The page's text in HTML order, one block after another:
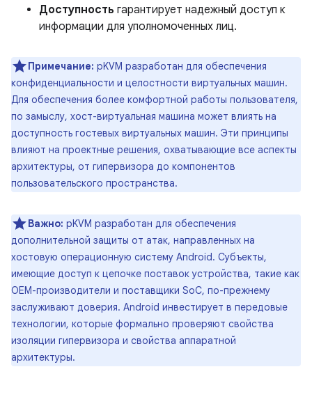
Доступность гарантирует надежный доступ к
информации для уполномоченных лиц.
Примечание: pKVM разработан для обеспечения
конфиденциальности и целостности виртуальных машин.
Для обеспечения более комфортной работы пользователя,
по замыслу, хост-виртуальная машина может влиять на
доступность гостевых виртуальных машин. Эти принципы
влияют на проектные решения, охватывающие все аспекты
архитектуры, от гипервизора до компонентов
пользовательского пространства.
Важно: pKVM разработан для обеспечения
дополнительной защиты от атак, направленных на
хостовую операционную систему Android. Субъекты,
имеющие доступ к цепочке поставок устройства, такие как
OEM-производители и поставщики SoC, по-прежнему
заслуживают доверия. Android инвестирует в передовые
технологии, которые формально проверяют свойства
изоляции гипервизора и свойства аппаратной
архитектуры.